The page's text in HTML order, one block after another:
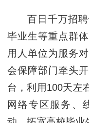
百日千万招聘
毕业生等重点群
用人单位为服务
会保障部门牵头
台，利用100天左
网络专区服务、